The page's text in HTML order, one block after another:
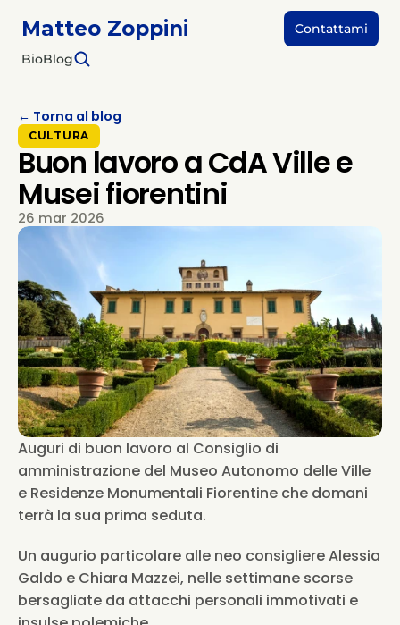
← Torna al blog
CULTURA
Buon lavoro a CdA Ville e
Musei fiorentini
26 mar 2026
Auguri di buon lavoro al Consiglio di
amministrazione del Museo Autonomo delle Ville
e Residenze Monumentali Fiorentine che domani
terrà la sua prima seduta.
Un augurio particolare alle neo consigliere Alessia
Galdo e Chiara Mazzei, nelle settimane scorse
bersagliate da attacchi personali immotivati e
Matteo Zoppini
Contattami
BioBlog